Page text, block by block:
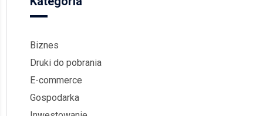
Biznes
Druki do pobrania
E-commerce
Gospodarka